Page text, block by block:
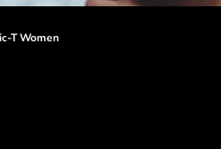
T Women